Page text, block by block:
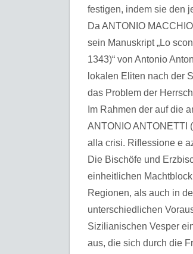
festigen, indem sie den
Da ANTONIO
sein Manuskript „Lo
1343)“ von Antonio
lokalen Eliten nach der
das Problem der
Im Rahmen der auf die
ANTONIO ANTONETTI
alla crisi. Riflessione e
Die Bischöfe und
einheitlichen
Regionen, als auch in
unterschiedlichen
Sizilianischen Vesper
aus, die sich durch die